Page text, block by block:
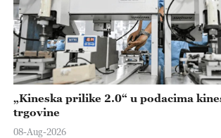
„Kineska prilike 2.0“ u podacima
trgovine
08-Aug-2026